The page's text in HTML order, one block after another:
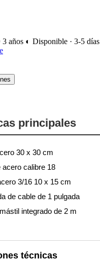
3 años ◐ Disponible · 3-5 días
principales
30 x 30 cm
acero calibre 18
3/16 10 x 15 cm
de cable de 1 pulgada
integrado de 2 m
técnicas